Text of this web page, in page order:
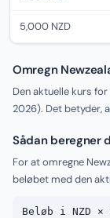
5,000 NZD
Omregn
Den aktuelle kurs for
2026). Det betyder,
Sådan beregner
For at omregne
beløbet med den
Beløb i NZD ×